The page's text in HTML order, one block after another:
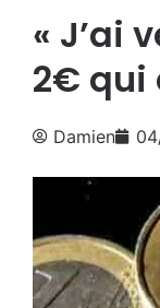
« J’ai
2€ qui
Damien